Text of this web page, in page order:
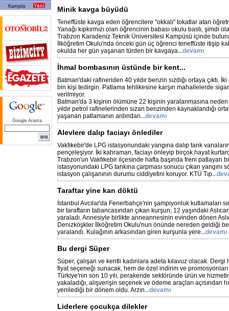
Kampüs
Google Arama
Minik kavga büyüdü
Teneffüste kavga eden öğrencilere "okkalı" tokatlar atan
Yanağı kıpkırmızı olan öğrencinin babası okulu bastı, şimdi
Trabzon Karadeniz Teknik Üniversitesi Kampüsü içinde
İlköğretim Okulu'nda önceki gün üç öğrenci teneffüste itişip
okulda her gün yaşanan türden bir kavgaya...devamı
İhmal bombasının üstünde bir kent...
Batman'daki rafineriden 40 yıldır benzin sızdığı ortaya çıktı.
bin kişi tedirgin. Patlama tehlikesine karşın mahallelerde
verilmiyor.
Batman'da 3 kişinin ölümüne 22 kişinin yaralanmasına
yıldır petrol rafinelerinden sızan benzinden kaynaklandığı
yaşanan patlamanın ardından...devamı
Alevlere dalıp faciayı önlediler
Vakfıkebir'de LPG istasyonundaki yangına dalıp tank
pençeleşiyor. İki kahraman, faciayı önleyip birçok hayat
Trabzon'un Vakfıkebir ilçesinde hafta başında freni patlayan
istasyonundaki LPG tankına çarpması sonucu çıkan yangını
istasyon çalışanının durumu ciddiyetini koruyor. KTÜ Tıp
Taraftar yine kan döktü
İstanbul Avcılar'da Fenerbahçe'nin şampiyonluk kutlamaları
bir taraftarın tabancasından çıkan kurşun, 12 yaşındaki
yaraladı. Annesiyle birlikte anneannesinin evinden dönen
Denizköşkler İlköğretim Okulu'nun önünde nereden geldiği
yaralandı. Kulağının arkasından giren kurşunla yere...devamı
Bu dergi Süper
Süper, çalışan ve kentli kadınlara adeta kılavuz olacak. Dergi
fiyat seçeneği sunacak, hem de özel indirim ve promosyonları
Türkiye'nin son 10 yılı, perakende sektöründe ürün ve
yakaladığı, alışverişin seçenek ve ödeme araçları açısından
yenilediği bir dönem oldu. Arzın...devamı
Liderlere çocukça dilekler